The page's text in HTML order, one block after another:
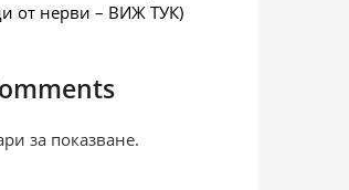
от нерви – ВИЖ ТУК)
за показване.